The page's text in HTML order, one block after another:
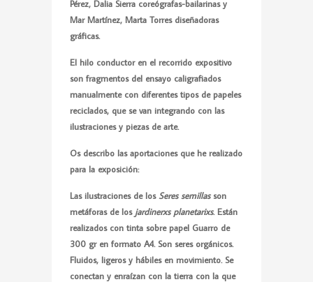
Pérez, Dalia Sierra coreógrafas-bailarinas y
Mar Martínez, Marta Torres diseñadoras
gráficas.
El hilo conductor en el recorrido expositivo
son fragmentos del ensayo caligrafiados
manualmente con diferentes tipos de papeles
reciclados, que se van integrando con las
ilustraciones y piezas de arte.
Os describo las aportaciones que he realizado
para la exposición:
Las ilustraciones de losSeres semillasson
metáforas de los jardinerxs planetarixs. Están
realizados con tinta sobre papel Guarro de
300 gr en formato A4. Son seres orgánicos.
Fluidos, ligeros y hábiles en movimiento. Se
conectan y enraízan con la tierra con la que